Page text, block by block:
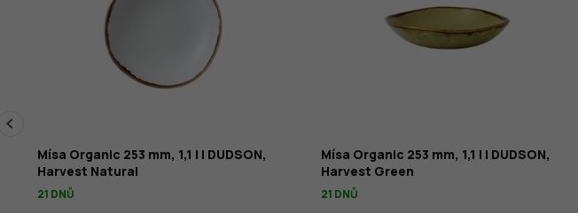
Mísa Organic 253 mm, 1,1 l | DUDSON,
Harvest Natural
21 DNŮ
Mísa Organic 253 mm, 1,1 l | DUDSON,
Harvest Green
21 DNŮ